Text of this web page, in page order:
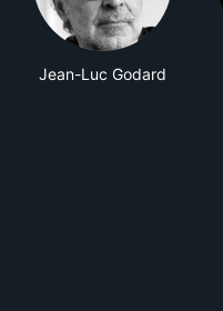
Jean-Luc Godard